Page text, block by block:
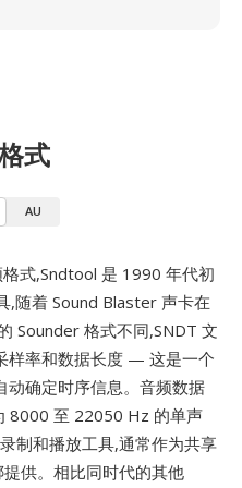
式
AU
式,Sndtool 是 1990 年代初
,随着 Sound Blaster 声卡在
Sounder 格式不同,SNDT 文
样率和数据长度 — 这是一个
动确定时序信息。音频数据
8000 至 22050 Hz 的单声
制和播放工具,通常作为共享
供。相比同时代的其他